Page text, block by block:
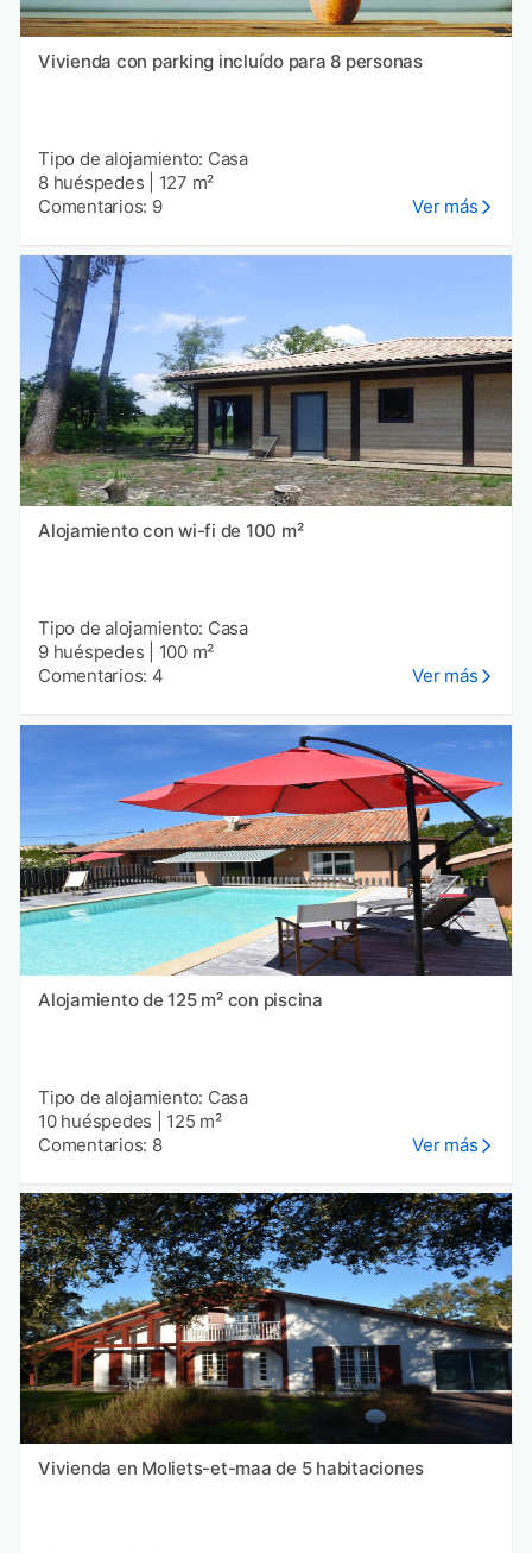
Vivienda con parking incluído para 8 personas
Tipo de alojamiento: Casa
8 huéspedes
127 m²
Comentarios: 9
Ver más
Alojamiento con wi-fi de 100 m²
Tipo de alojamiento: Casa
9 huéspedes
100 m²
Comentarios: 4
Ver más
Alojamiento de 125 m² con piscina
Tipo de alojamiento: Casa
10 huéspedes
125 m²
Comentarios: 8
Ver más
Vivienda en Moliets-et-maa de 5 habitaciones